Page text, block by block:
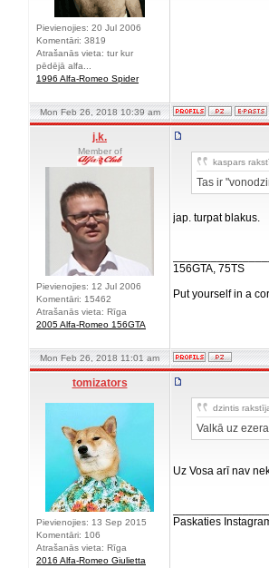
Pievienojies: 20 Jul 2006
Komentāri: 3819
Atrašanās vieta: tur kur
pēdējā alfa...
1996 Alfa-Romeo Spider
Mon Feb 26, 2018 10:39 am
j.k.
Member of
Pievienojies: 12 Jul 2006
Komentāri: 15462
Atrašanās vieta: Rīga
2005 Alfa-Romeo 156GTA
kaspars
Tas ir
jap. turpat blakus.
156GTA, 75TS
Put yourself in a
Mon Feb 26, 2018 11:01 am
tomizators
Pievienojies: 13 Sep 2015
Komentāri: 106
Atrašanās vieta: Rīga
2016 Alfa-Romeo Giulietta
dzintis
Valkā uz
Uz Vosa arī nav
Paskaties